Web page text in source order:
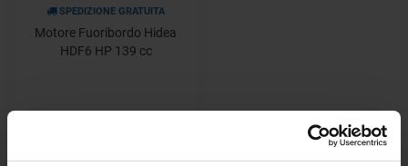
SPEDIZIONE GRATUITA
Motore Fuoribordo Hidea
HDF6 HP 139 cc
€ 1.399,00